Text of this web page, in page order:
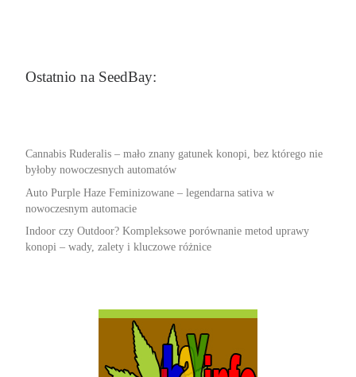
Ostatnio na SeedBay:
Cannabis Ruderalis – mało znany gatunek konopi, bez którego nie
byłoby nowoczesnych automatów
Auto Purple Haze Feminizowane – legendarna sativa w
nowoczesnym automacie
Indoor czy Outdoor? Kompleksowe porównanie metod uprawy
konopi – wady, zalety i kluczowe różnice